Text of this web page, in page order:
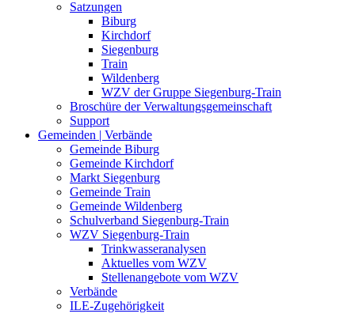
Satzungen
Biburg
Kirchdorf
Siegenburg
Train
Wildenberg
WZV der Gruppe Siegenburg-Train
Broschüre der Verwaltungsgemeinschaft
Support
Gemeinden | Verbände
Gemeinde Biburg
Gemeinde Kirchdorf
Markt Siegenburg
Gemeinde Train
Gemeinde Wildenberg
Schulverband Siegenburg-Train
WZV Siegenburg-Train
Trinkwasseranalysen
Aktuelles vom WZV
Stellenangebote vom WZV
Verbände
ILE-Zugehörigkeit